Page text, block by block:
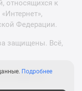
относящихся к
Федерации.
защищены. Всё,
Подробнее